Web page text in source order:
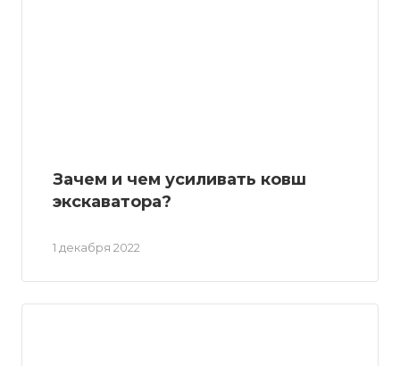
1 декабря 2022
Зачем и чем усиливать ковш
экскаватора?